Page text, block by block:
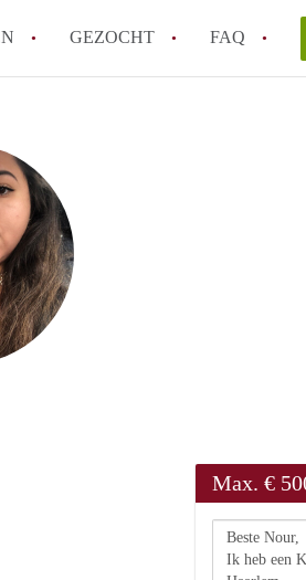
GEZOCHT FAQ
Wat is de privacyverklaring van
Berekent KamerHaarlem
Is KamerHaarlem verantwoordelijk voor de
Haarlem?
Alle veelgestelde vragen
Max. €